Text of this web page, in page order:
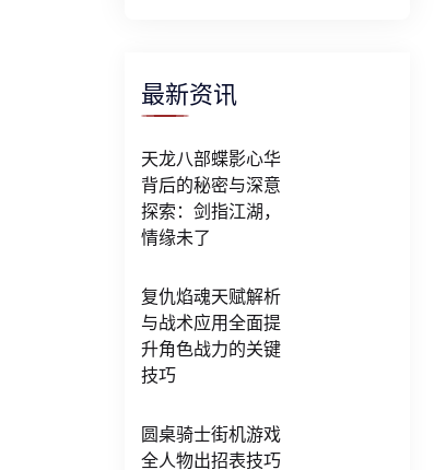
最新资讯
天龙八部蝶影心华
背后的秘密与深意
探索：剑指江湖，
情缘未了
复仇焰魂天赋解析
与战术应用全面提
升角色战力的关键
技巧
圆桌骑士街机游戏
全人物出招表技巧